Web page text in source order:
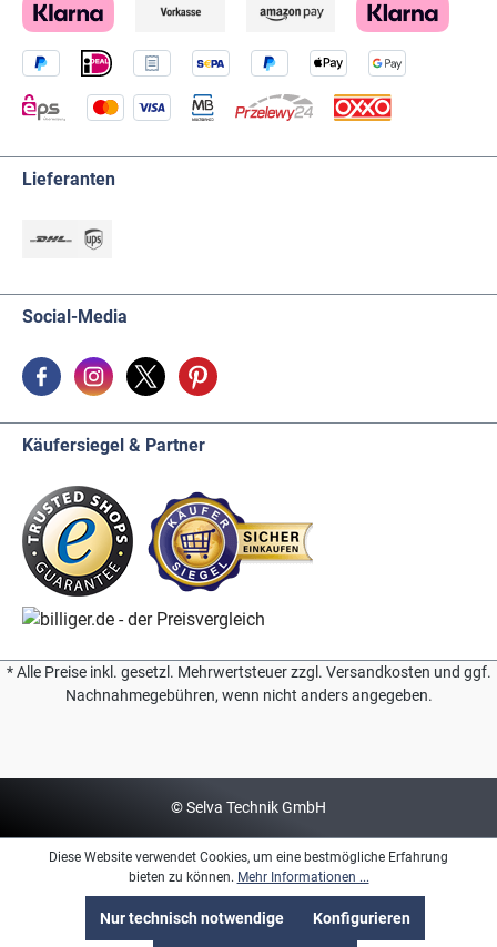
Lieferanten
Social-Media
Käufersiegel & Partner
* Alle Preise inkl. gesetzl. Mehrwertsteuer zzgl. Versandkosten und ggf.
Nachnahmegebühren, wenn nicht anders angegeben.
© Selva Technik GmbH
Diese Website verwendet Cookies, um eine bestmögliche Erfahrung
bieten zu können. Mehr Informationen ...
Nur technisch notwendige Konfigurieren